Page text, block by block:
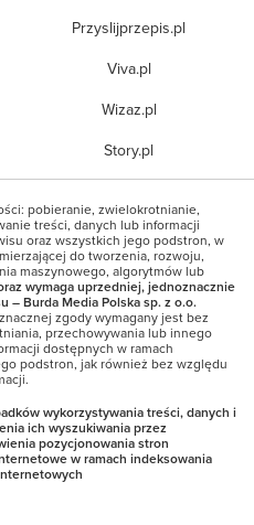
Przyslijprzepis.pl
Viva.pl
Wizaz.pl
Story.pl
pobieranie, zwielokrotnianie,
treści, danych lub informacji
oraz wszystkich jego podstron, w
do tworzenia, rozwoju,
maszynowego, algorytmów lub
wymaga uprzedniej, jednoznacznie
– Burda Media Polska sp. z o.o.
zgody wymagany jest bez
przechowywania lub innego
dostępnych w ramach
podstron, jak również bez względu
wykorzystywania treści, danych i
ich wyszukiwania przez
pozycjonowania stron
w ramach indeksowania